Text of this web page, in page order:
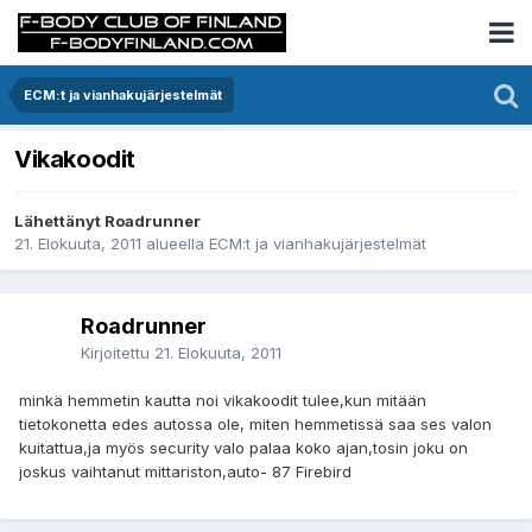
ECM:t ja vianhakujärjestelmät
Vikakoodit
Lähettänyt Roadrunner
21. Elokuuta, 2011 alueella ECM:t ja vianhakujärjestelmät
Roadrunner
Kirjoitettu 21. Elokuuta, 2011
minkä hemmetin kautta noi vikakoodit tulee,kun mitään
tietokonetta edes autossa ole, miten hemmetissä saa ses valon
kuitattua,ja myös security valo palaa koko ajan,tosin joku on
joskus vaihtanut mittariston,auto- 87 Firebird